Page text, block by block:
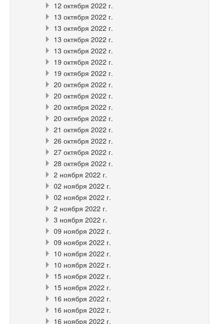
12 октября 2022 г.
13 октября 2022 г.
13 октября 2022 г.
13 октября 2022 г.
13 октября 2022 г.
19 октября 2022 г.
19 октября 2022 г.
20 октября 2022 г.
20 октября 2022 г.
20 октября 2022 г.
20 октября 2022 г.
21 октября 2022 г.
26 октября 2022 г.
27 октября 2022 г.
28 октября 2022 г.
2 ноября 2022 г.
02 ноября 2022 г.
02 ноября 2022 г.
2 ноября 2022 г.
3 ноября 2022 г.
09 ноября 2022 г.
09 ноября 2022 г.
10 ноября 2022 г.
10 ноября 2022 г.
15 ноября 2022 г.
15 ноября 2022 г.
16 ноября 2022 г.
16 ноября 2022 г.
16 ноября 2022 г.